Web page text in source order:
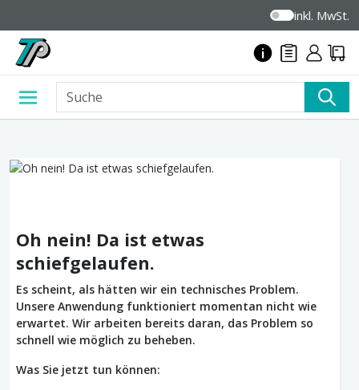
inkl. MwSt.
Oh nein! Da ist etwas
schiefgelaufen.
Es scheint, als hätten wir ein technisches Problem.
Unsere Anwendung funktioniert momentan nicht wie
erwartet. Wir arbeiten bereits daran, das Problem so
schnell wie möglich zu beheben.
Was Sie jetzt tun können: